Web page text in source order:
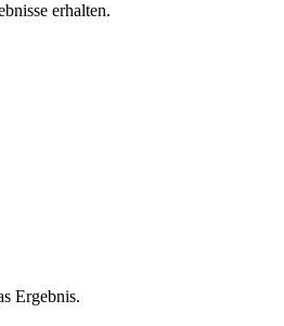
erhalten.
Ergebnis.